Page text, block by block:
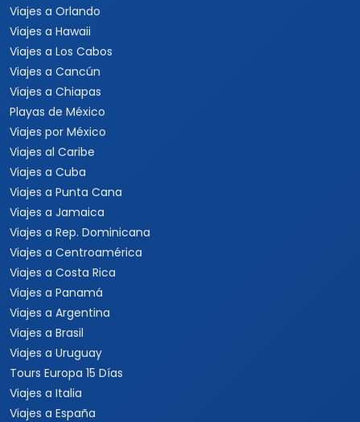
Viajes a Orlando
Viajes a Hawaii
Viajes a Los Cabos
Viajes a Cancún
Viajes a Chiapas
Playas de México
Viajes por México
Viajes al Caribe
Viajes a Cuba
Viajes a Punta Cana
Viajes a Jamaica
Viajes a Rep. Dominicana
Viajes a Centroamérica
Viajes a Costa Rica
Viajes a Panamá
Viajes a Argentina
Viajes a Brasil
Viajes a Uruguay
Tours Europa 15 Días
Viajes a Italia
Viajes a España